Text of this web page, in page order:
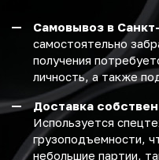
Самовывоз в
самостоятельно
получения
личность, а также
Доставка
Используется
грузоподъемности,
небольшие партии,